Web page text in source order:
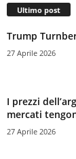
Ultimo post
Trump
27 Aprile 2026
I prezzi
mercati
27 Aprile 2026